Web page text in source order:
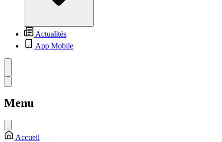
Actualités
App Mobile
Menu
Accueil